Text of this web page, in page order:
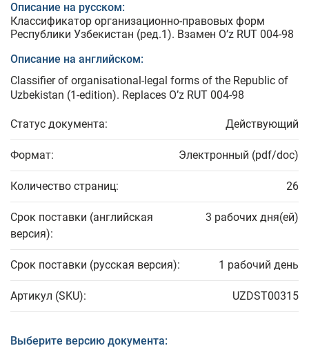
Описание на русском:
Классификатор организационно-правовых форм
Республики Узбекистан (ред.1). Взамен O’z RUT 004-98
Описание на английском:
Classifier of organisational-legal forms of the Republic of
Uzbekistan (1-edition). Replaces O’z RUT 004-98
Статус документа: Действующий
Формат: Электронный (pdf/doc)
Количество страниц: 26
Срок поставки (английская
версия):
3 рабочих дня(ей)
Срок поставки (русская версия): 1 рабочий день
Артикул (SKU): UZDST00315
Выберите версию документа: